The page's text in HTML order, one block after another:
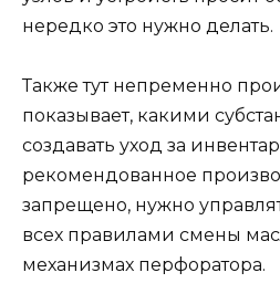
нередко это нужно делать.
Также тут непременно
показывает, какими
создавать уход за
рекомендованное
запрещено, нужно
всех правилами смены
механизмах перфоратора.